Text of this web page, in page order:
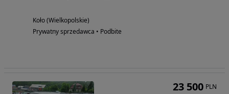
Koło (Wielkopolskie)
Prywatny sprzedawca • Podbite
23 500 PLN